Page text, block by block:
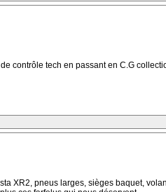
tech en passant en C.G
XR2, pneus larges, sièges baquet,